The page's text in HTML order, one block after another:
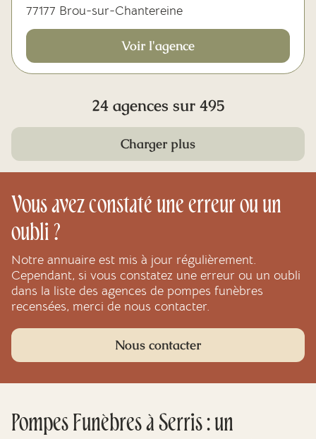
77177 Brou-sur-Chantereine
Voir l'agence
24 agences sur 495
Charger plus
Vous avez constaté une erreur ou un
oubli ?
Notre annuaire est mis à jour régulièrement.
Cependant, si vous constatez une erreur ou un oubli
dans la liste des agences de pompes funèbres
recensées, merci de nous contacter.
Nous contacter
Pompes Funèbres à Serris : un